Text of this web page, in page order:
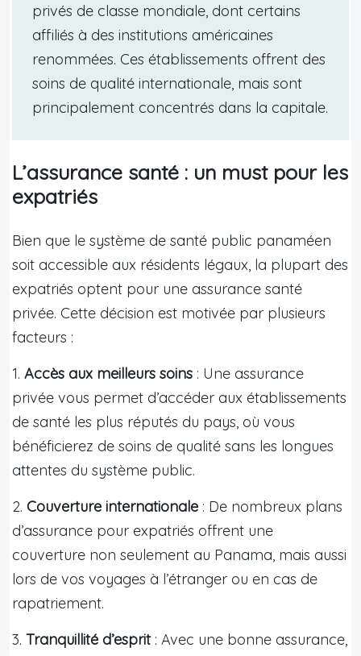
privés de classe mondiale, dont certains
affiliés à des institutions américaines
renommées. Ces établissements offrent des
soins de qualité internationale, mais sont
principalement concentrés dans la capitale.
L’assurance santé : un must pour les
expatriés
Bien que le système de santé public panaméen
soit accessible aux résidents légaux, la plupart des
expatriés optent pour une assurance santé
privée. Cette décision est motivée par plusieurs
facteurs :
1. Accès aux meilleurs soins : Une assurance
privée vous permet d’accéder aux établissements
de santé les plus réputés du pays, où vous
bénéficierez de soins de qualité sans les longues
attentes du système public.
2. Couverture internationale : De nombreux plans
d’assurance pour expatriés offrent une
couverture non seulement au Panama, mais aussi
lors de vos voyages à l’étranger ou en cas de
rapatriement.
3. Tranquillité d’esprit: Avec une bonne assurance,